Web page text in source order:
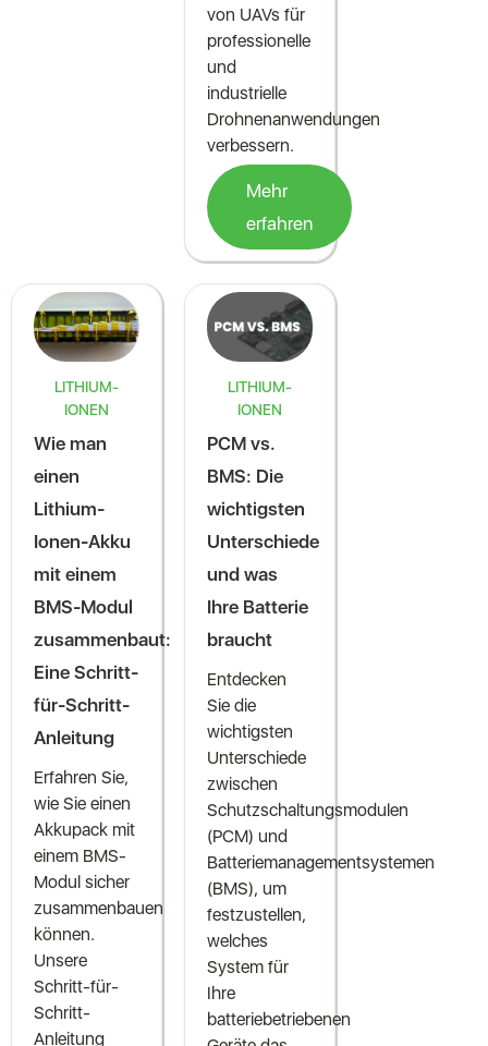
von UAVs für
professionelle
und
industrielle
Drohnenanwendungen
verbessern.
Mehr
erfahren
LITHIUM-
IONEN
Wie man
einen
Lithium-
Ionen-Akku
mit einem
BMS-Modul
zusammenbaut:
Eine Schritt-
für-Schritt-
Anleitung
Erfahren Sie,
wie Sie einen
Akkupack mit
einem BMS-
Modul sicher
zusammenbauen
können.
Unsere
Schritt-für-
Schritt-
Anleitung
LITHIUM-
IONEN
PCM vs.
BMS: Die
wichtigsten
Unterschiede
und was
Ihre Batterie
braucht
Entdecken
Sie die
wichtigsten
Unterschiede
zwischen
Schutzschaltungsmodulen
(PCM) und
Batteriemanagementsystemen
(BMS), um
festzustellen,
welches
System für
Ihre
batteriebetriebenen